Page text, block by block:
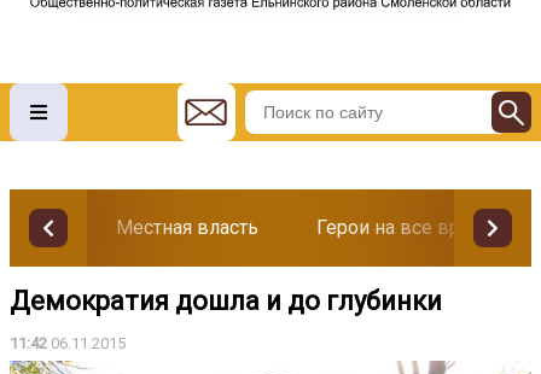
Местная власть Герои на все времена
Демократия дошла и до глубинки
11:42 06.11.2015